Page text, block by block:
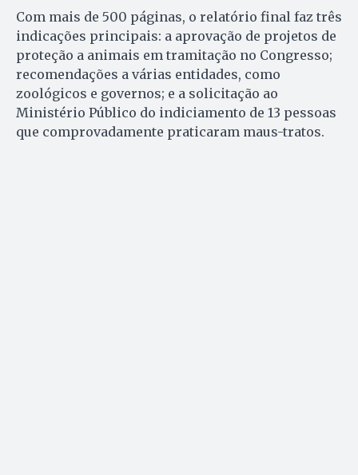
Com mais de 500 páginas, o relatório final faz três
indicações principais: a aprovação de projetos de
proteção a animais em tramitação no Congresso;
recomendações a várias entidades, como
zoológicos e governos; e a solicitação ao
Ministério Público do indiciamento de 13 pessoas
que comprovadamente praticaram maus-tratos.